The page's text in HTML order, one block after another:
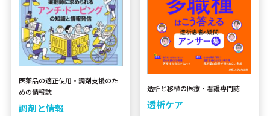
医薬品の適正使用・調剤支援のた
めの情報誌
調剤と情報
透析と移植の医療・看護専門誌
透析ケア